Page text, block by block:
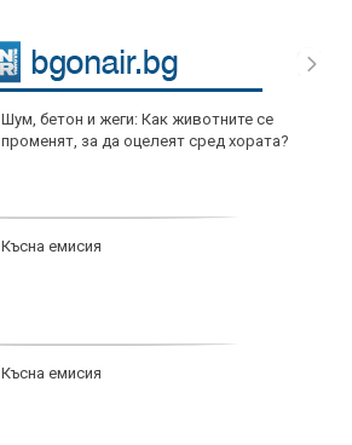
Шум, бетон и жеги: Как животните се
променят, за да оцелеят сред хората?
Късна емисия
Късна емисия